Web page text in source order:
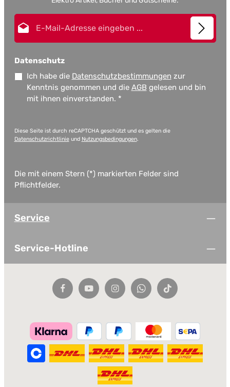
Datenschutz
Ich habe die Datenschutzbestimmungen zur
Kenntnis genommen und die AGB gelesen und bin
mit ihnen einverstanden. *
Diese Seite ist durch reCAPTCHA geschützt und es gelten die
Datenschutzrichtlinieund Nutzungsbedingungen.
Die mit einem Stern (*) markierten Felder sind
Pflichtfelder.
Service
Service-Hotline